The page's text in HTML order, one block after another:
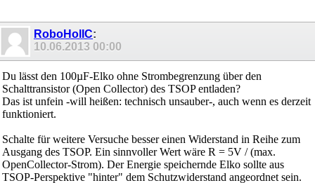
RoboHolIC:
10.06.2013 00:00
Du lässt den 100µF-Elko ohne Strombegrenzung über den
Schalttransistor (Open Collector) des TSOP entladen?
Das ist unfein -will heißen: technisch unsauber-, auch wenn es derzeit
funktioniert.
Schalte für weitere Versuche besser einen Widerstand in Reihe zum
Ausgang des TSOP. Ein sinnvoller Wert wäre R = 5V / (max.
OpenCollector-Strom). Der Energie speichernde Elko sollte aus
TSOP-Perspektive "hinter" dem Schutzwiderstand angeordnet sein.